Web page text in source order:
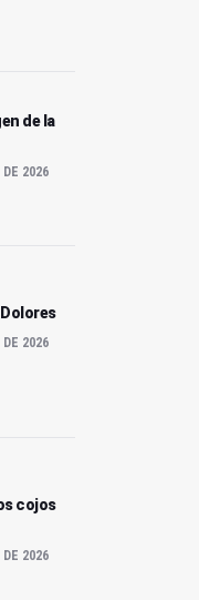
de la
DE 2026
Dolores
DE 2026
cojos
DE 2026